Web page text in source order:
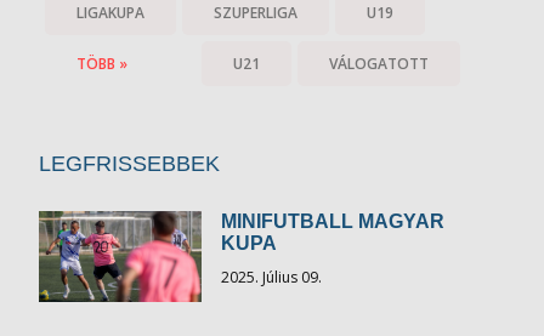
LIGAKUPA SZUPERLIGA U19
U21 VÁLOGATOTT
TÖBB »
LEGFRISSEBBEK
MINIFUTBALL MAGYAR
KUPA
2025. Július 09.